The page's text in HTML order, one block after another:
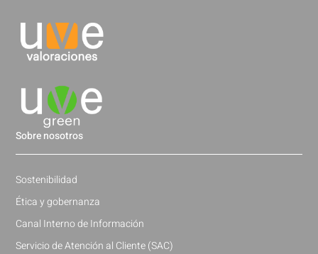
Sobre nosotros
Sostenibilidad
Ética y gobernanza
Canal Interno de Información
Servicio de Atención al Cliente (SAC)